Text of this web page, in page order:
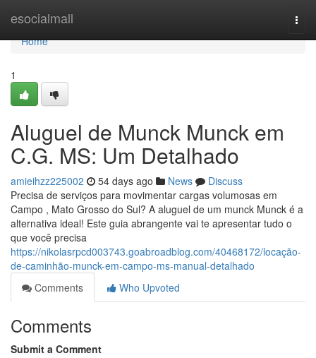
esocialmall
Home
Home
1
Aluguel de Munck Munck em
C.G. MS: Um Detalhado
amieihzz225002 54 days ago News
Discuss
Precisa de serviços para movimentar cargas volumosas em
Campo , Mato Grosso do Sul? A aluguel de um munck Munck é a
alternativa ideal! Este guia abrangente vai te apresentar tudo o
que você precisa
https://nikolasrpcd003743.goabroadblog.com/40468172/locação-
de-caminhão-munck-em-campo-ms-manual-detalhado
Comments
Who Upvoted
Comments
Submit a Comment